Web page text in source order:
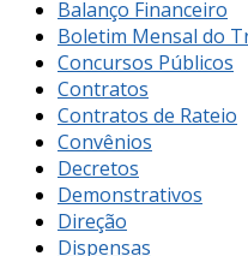
Balanço Financeiro
Boletim Mensal do
Concursos Públicos
Contratos
Contratos de Rateio
Convênios
Decretos
Demonstrativos
Direção
Dispensas